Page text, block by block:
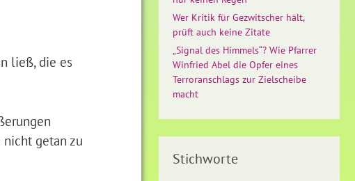
ließ, die es
nicht getan zu
Wer Kritik für Gezwitscher hält,
prüft auch keine Zitate
„Signal des Himmels“? Wie Pfarrer
Winfried Abel die Opfer eines
Terroranschlags zur Zielscheibe
macht
Stichworte